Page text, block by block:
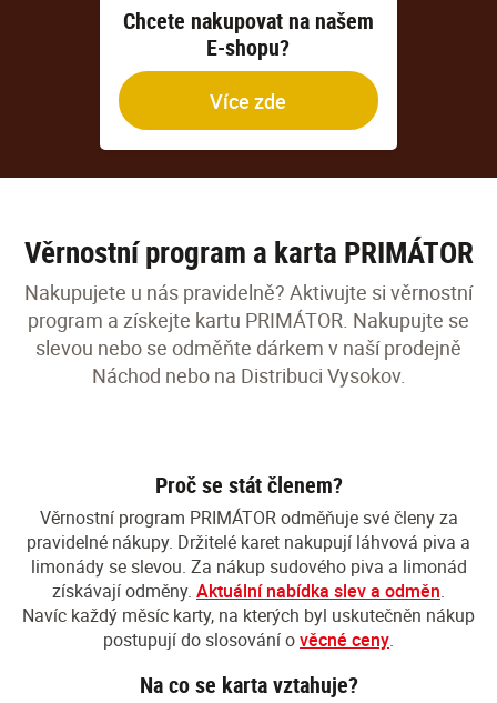
Chcete nakupovat na našem
E-shopu?
Více zde
Věrnostní program a karta PRIMÁTOR
Nakupujete u nás pravidelně? Aktivujte si věrnostní
program a získejte kartu PRIMÁTOR. Nakupujte se
slevou nebo se odměňte dárkem v naší prodejně
Náchod nebo na Distribuci Vysokov.
Proč se stát členem?
Věrnostní program PRIMÁTOR odměňuje své členy za
pravidelné nákupy. Držitelé karet nakupují láhvová piva a
limonády se slevou. Za nákup sudového piva a limonád
získávají odměny. Aktuální nabídka slev a odměn.
Navíc každý měsíc karty, na kterých byl uskutečněn nákup
postupují do slosování ověcné ceny.
Na co se karta vztahuje?